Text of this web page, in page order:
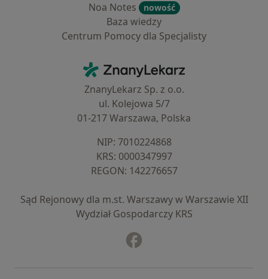
Noa Notes
nowość
Baza wiedzy
Centrum Pomocy dla Specjalisty
ZnanyLekarz - Strona główna
ZnanyLekarz Sp. z o.o.
ul. Kolejowa 5/7
01-217 Warszawa, Polska
NIP: ⁠7010224868
KRS: ⁠0000347997
REGON: ⁠142276657
Sąd Rejonowy dla m.st. Warszawy w Warszawie XII
Wydział Gospodarczy KRS